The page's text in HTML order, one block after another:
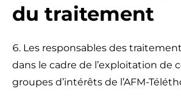
du traitement
Les responsables des
dans le cadre de l’exploitation de
groupes d’intérêts de l’AFM-